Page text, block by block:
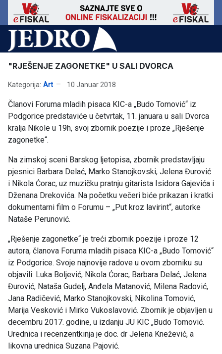
"RJEŠENJE ZAGONETKE" U SALI DVORCA
Kategorija: Art 10 Januar 2018
Članovi Foruma mladih pisaca KIC-a „Budo Tomović“ iz
Podgorice predstaviće u četvrtak, 11. januara u sali Dvorca
kralja Nikole u 19h, svoj zbornik poezije i proze „Rješenje
zagonetke“.
Na zimskoj sceni Barskog ljetopisa, zbornik predstavljaju
pjesnici Barbara Delać, Marko Stanojkovski, Jelena Đurović
i Nikola Ćorac, uz muzičku pratnju gitarista Isidora Gajevića i
Dženana Drekovića. Na početku večeri biće prikazan i kratki
dokumentarni film o Forumu – „Put kroz lavirint“, autorke
Nataše Perunović.
„Rješenje zagonetke“ je treći zbornik poezije i proze 12
autora, članova Foruma mladih pisaca KIC-a „Budo Tomović“
iz Podgorice. Svoje najnovije radove u ovom zborniku su
objavili: Luka Boljević, Nikola Ćorac, Barbara Delać, Jelena
Đurović, Nataša Gudelj, Anđela Matanović, Milena Radović,
Jana Radičević, Marko Stanojkovski, Nikolina Tomović,
Marija Vesković i Mirko Vukoslavović. Zbornik je objavljen u
decembru 2017. godine, u izdanju JU KIC „Budo Tomović.
Urednica i recenzentkinja je doc. dr Jelena Knežević, a
likovna urednica Suzana Pajović.